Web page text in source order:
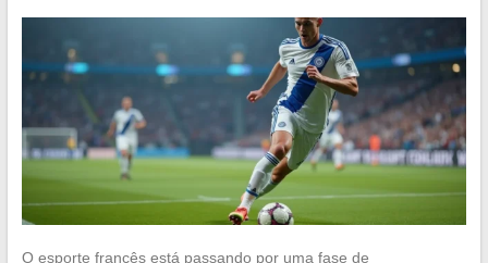
O esporte francês está passando por uma fase de